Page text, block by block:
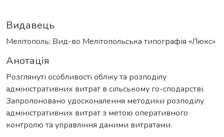
Видавець
Мелітополь: Вид-во Мелітопольська типографія «Люкс»
Анотація
Розглянуті особливості обліку та розподілу
адміністративних витрат в сільському го-сподарстві.
Запропоновано удосконалення методики розподілу
адміністративних витрат з метою оперативного
контролю та управління даними витратами.